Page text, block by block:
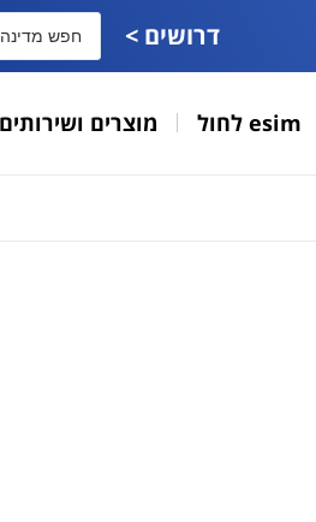
דרושים >
esim לחול מוצרים ושירותים